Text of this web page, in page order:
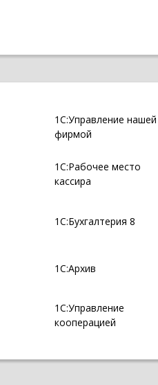
1С:Управление нашей
фирмой
1С:Рабочее место
кассира
1С:Бухгалтерия 8
1С:Архив
1С:Управление
кооперацией